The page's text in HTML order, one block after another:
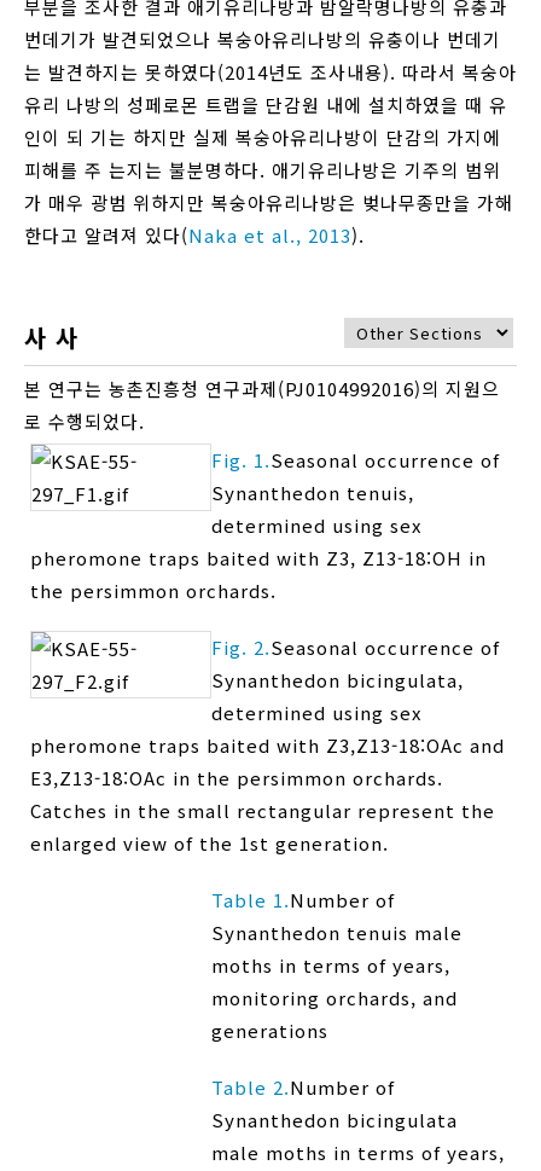
부분을 조사한 결과 애기유리나방과 밤알락명나방의 유충과
번데기가 발견되었으나 복숭아유리나방의 유충이나 번데기
는 발견하지는 못하였다(2014년도 조사내용). 따라서 복숭아
유리 나방의 성페로몬 트랩을 단감원 내에 설치하였을 때 유
인이 되 기는 하지만 실제 복숭아유리나방이 단감의 가지에
피해를 주 는지는 불분명하다. 애기유리나방은 기주의 범위
가 매우 광범 위하지만 복숭아유리나방은 벚나무종만을 가해
한다고 알려져 있다(Naka et al., 2013).
사 사
본 연구는 농촌진흥청 연구과제(PJ0104992016)의 지원으
로 수행되었다.
Fig. 1.Seasonal occurrence of
Synanthedon tenuis,
determined using sex
pheromone traps baited with Z3, Z13-18:OH in
the persimmon orchards.
Fig. 2.Seasonal occurrence of
Synanthedon bicingulata,
determined using sex
pheromone traps baited with Z3,Z13-18:OAc and
E3,Z13-18:OAc in the persimmon orchards.
Catches in the small rectangular represent the
enlarged view of the 1st generation.
Table 1.Number of
Synanthedon tenuis male
moths in terms of years,
monitoring orchards, and
generations
Table 2.Number of
Synanthedon bicingulata
male moths in terms of years,